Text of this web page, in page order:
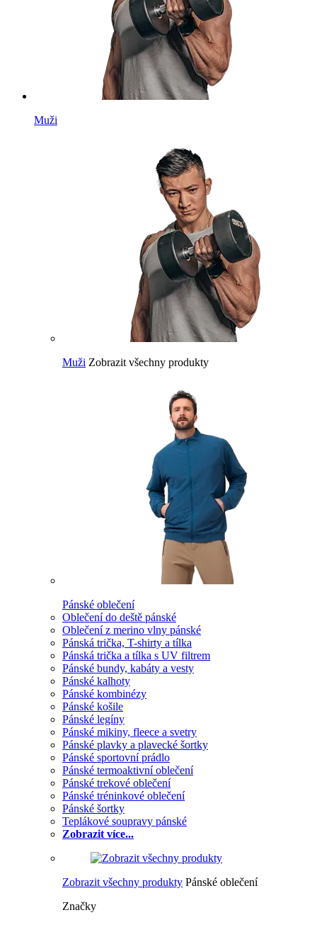
Muži
Muži Zobrazit všechny produkty
Pánské oblečení
Oblečení do deště pánské
Oblečení z merino vlny pánské
Pánská trička, T-shirty a tílka
Pánská trička a tílka s UV filtrem
Pánské bundy, kabáty a vesty
Pánské kalhoty
Pánské kombinézy
Pánské košile
Pánské legíny
Pánské mikiny, fleece a svetry
Pánské plavky a plavecké šortky
Pánské sportovní prádlo
Pánské termoaktivní oblečení
Pánské trekové oblečení
Pánské tréninkové oblečení
Pánské šortky
Teplákové soupravy pánské
Zobrazit více...
Zobrazit všechny produkty Pánské oblečení
Značky